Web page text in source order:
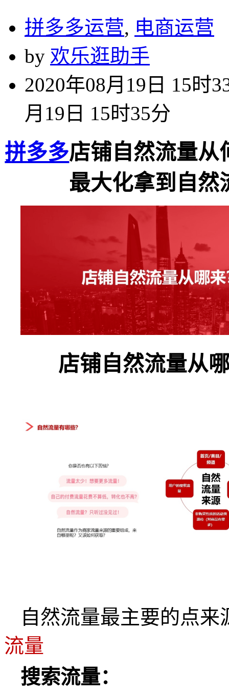
拼多多运营, 电商运营
by 欢乐逛助手
2020年08月19日 15时
月19日 15时35分
拼多多店铺自然流量从
最大化拿到自然
店铺自然流量从
自然流量最主要的点来
流量
搜索流量：